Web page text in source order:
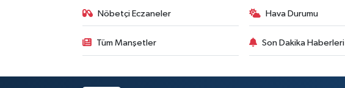
Nöbetçi Eczaneler Hava Durumu
Tüm Manşetler Son Dakika Haberleri